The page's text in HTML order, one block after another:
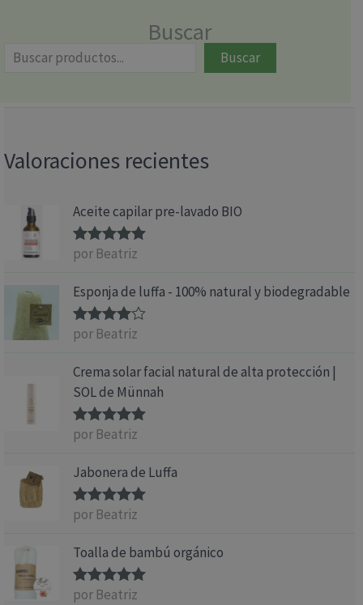
Buscar
Buscar
Valoraciones recientes
Aceite capilar pre-lavado BIO
Valorado
por Beatriz
Esponja de luffa - 100% natural y biodegradable
Valorado
por Beatriz
Crema solar facial natural de alta protección |
SOL de Münnah
Valorado
por Beatriz
Jabonera de Luffa
Valorado
por Beatriz
Toalla de bambú orgánico
Valorado
por Beatriz